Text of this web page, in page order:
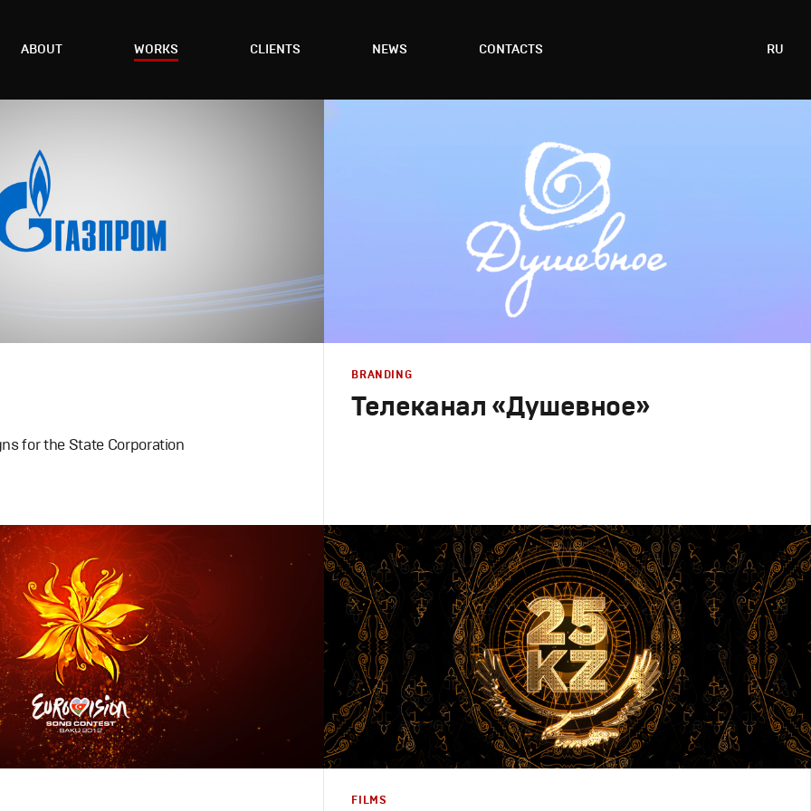
ABOUT WORKS CLIENTS NEWS CONTACTS RU
for the State Corporation
дизайн,Креатив
Телеканал «Душевное»
Branding Design
Брендинг телеканалов,Графический дизайн,Моушн-дизайн
BRANDING
FILMS